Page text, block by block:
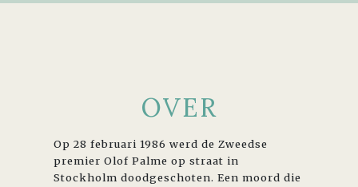
OVER
Op 28 februari 1986 werd de Zweedse
premier Olof Palme op straat in
Stockholm doodgeschoten. Een moord die